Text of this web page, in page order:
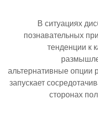
В ситуациях
познавательных
тенденции к
альтернативные опции
запускает
сторонах